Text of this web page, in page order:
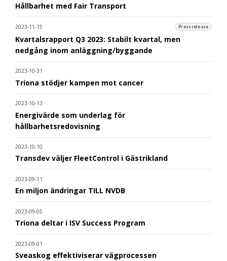
Hållbarhet med Fair Transport
2023-11-15 Pressrelease
Kvartalsrapport Q3 2023: Stabilt kvartal, men
nedgång inom anläggning/byggande
2023-10-31
Triona stödjer kampen mot cancer
2023-10-13
Energivärde som underlag för
hållbarhetsredovisning
2023-10-10
Transdev väljer FleetControl i Gästrikland
2023-09-11
En miljon ändringar TILL NVDB
2023-09-05
Triona deltar i ISV Success Program
2023-09-01
Sveaskog effektiviserar vägprocessen